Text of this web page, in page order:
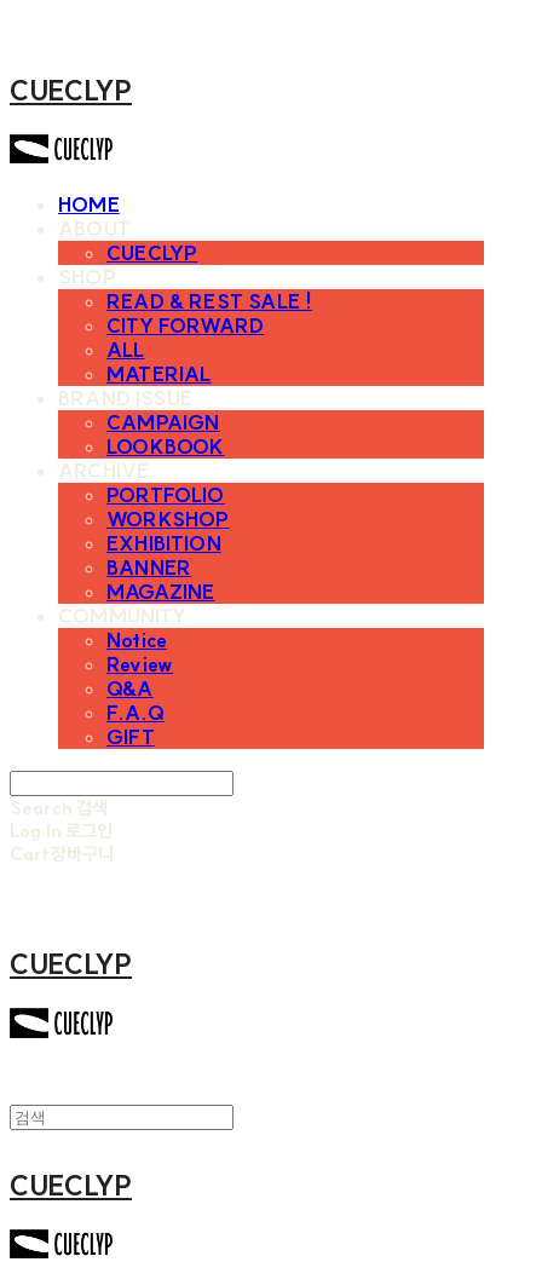
CUECLYP
HOME
ABOUT
CUECLYP
SHOP
READ & REST SALE !
CITY FORWARD
ALL
MATERIAL
BRAND ISSUE
CAMPAIGN
LOOKBOOK
ARCHIVE
PORTFOLIO
WORKSHOP
EXHIBITION
BANNER
MAGAZINE
COMMUNITY
Notice
Review
Q&A
F.A.Q
GIFT
Search 검색
Log In 로그인
Cart장바구니
CUECLYP
CUECLYP